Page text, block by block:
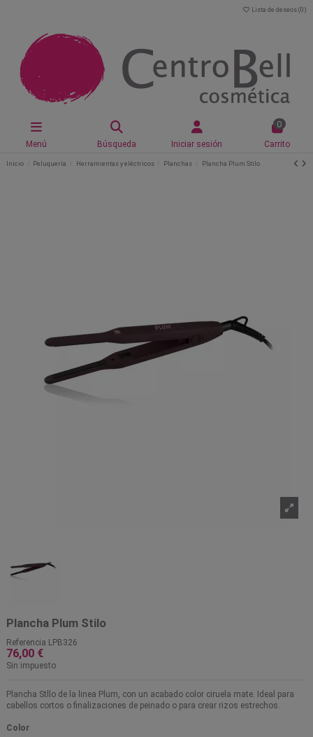
Lista de deseos (0 )
Menú Búsqueda Iniciar sesión
0
Carrito
Inicio Peluquería Herramientas y eléctricos Planchas Plancha Plum Stilo
Plancha Plum Stilo
Referencia LPB326
76,00 €
Sin impuesto
Plancha Stllo de la linea Plum, con un acabado color ciruela mate. Ideal para
cabellos cortos o finalizaciones de peinado o para crear rizos estrechos.
Color